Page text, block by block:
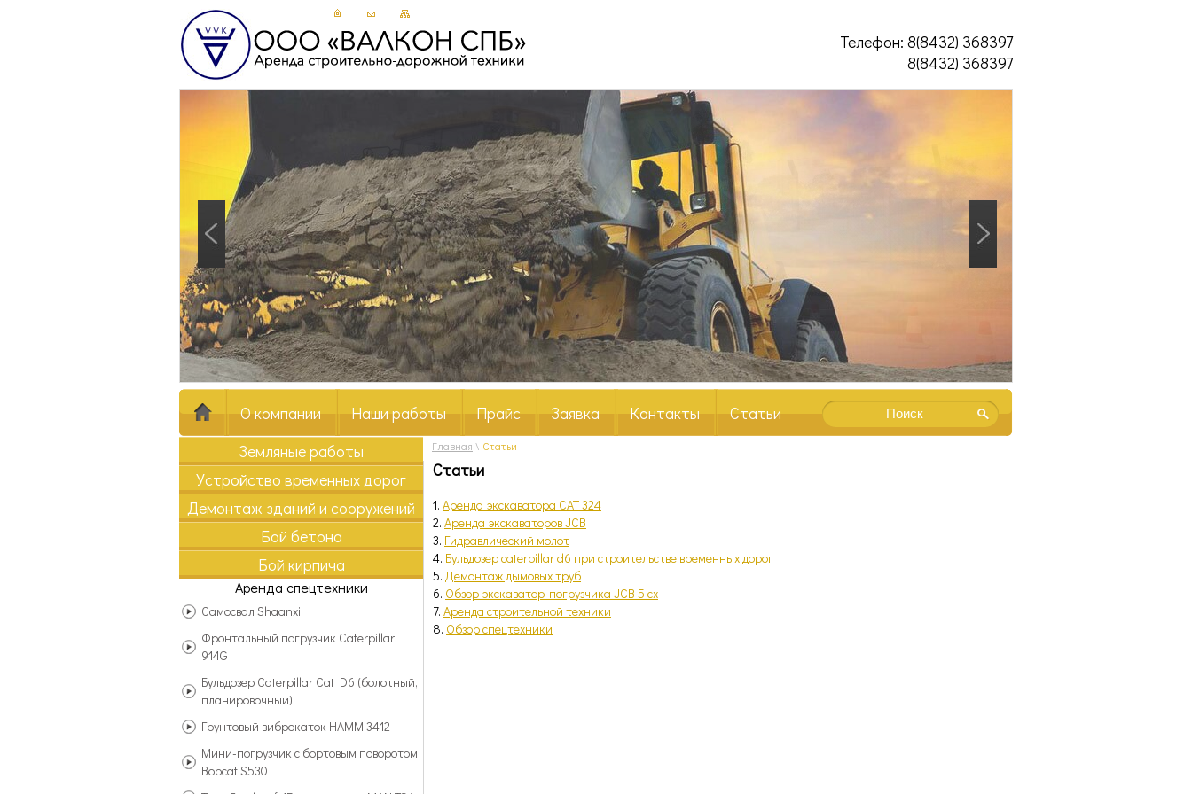
Телефон: 8(8432) 368397
8(8432) 368397
О компании Наши работы Прайс Заявка Контакты
Статьи
Земляные работы
Устройство временных дорог
Демонтаж зданий и сооружений
Бой бетона
Бой кирпича
Аренда спецтехники
Главная \ Статьи
Самосвал Shaanxi
Фронтальный погрузчик Caterpillar
914G
Бульдозер Caterpillar Cat D6 (болотный,
планировочный)
Грунтовый виброкаток HAMM 3412
Мини-погрузчик с бортовым поворотом
Bobcat S530
Статьи
1. Аренда экскаватора CAT 324
2. Аренда экскаваторов JCB
3. Гидравлический молот
4. Бульдозер caterpillar d6 при строительстве временных дорог
5. Демонтаж дымовых труб
6. Обзор экскаватор-погрузчика JCB 5 cx
7. Аренда строительной техники
8. Обзор спецтехники